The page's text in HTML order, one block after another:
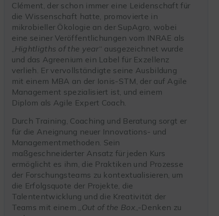
Clément, der schon immer eine Leidenschaft für
die Wissenschaft hatte, promovierte in
mikrobieller Ökologie an der SupAgro, wobei
eine seiner Veröffentlichungen vom INRAE als
„Hightligths of the year“ ausgezeichnet wurde
und das Agreenium ein Label für Exzellenz
verlieh. Er vervollständigte seine Ausbildung
mit einem MBA an der Ionis-STM, der auf Agile
Management spezialisiert ist, und einem
Diplom als Agile Expert Coach.
Durch Training, Coaching und Beratung sorgt er
für die Aneignung neuer Innovations- und
Managementmethoden. Sein
maßgeschneiderter Ansatz für jeden Kurs
ermöglicht es ihm, die Praktiken und Prozesse
der Forschungsteams zu kontextualisieren, um
die Erfolgsquote der Projekte, die
Talententwicklung und die Kreativität der
Teams mit einem „ Out of the Box „-Denken zu